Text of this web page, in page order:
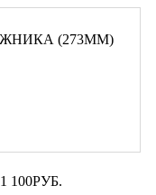
1 100РУБ.